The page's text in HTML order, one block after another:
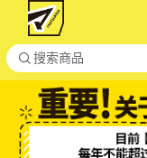
 搜索商品